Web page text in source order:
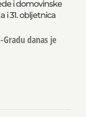
i domovinske
i 31. obljetnica
danas je